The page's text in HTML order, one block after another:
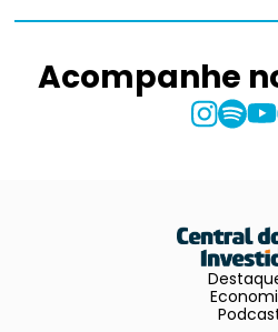
Acompanhe